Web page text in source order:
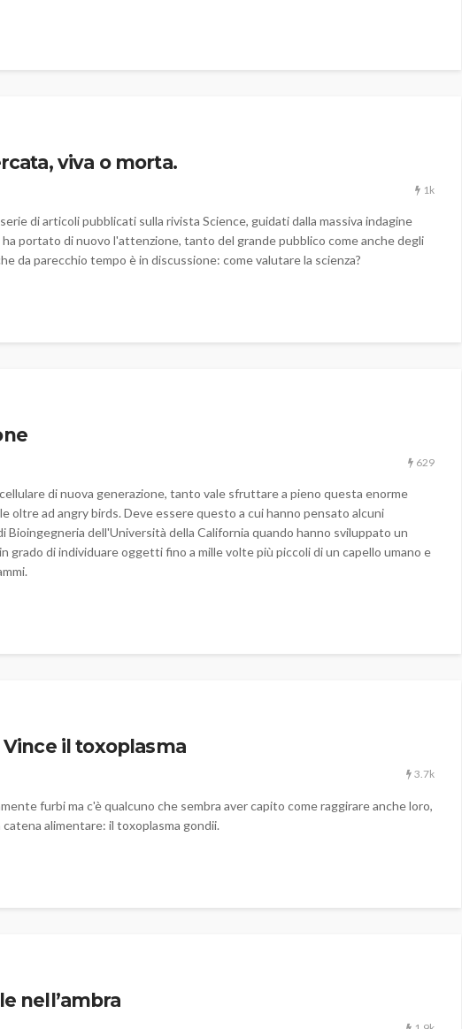
viva o morta.
1k
di articoli pubblicati sulla rivista Science, guidati dalla massiva indagine
portato di nuovo l'attenzione, tanto del grande pubblico come anche degli
da parecchio tempo è in discussione: come valutare la scienza?
629
di nuova generazione, tanto vale sfruttare a pieno questa enorme
oltre ad angry birds. Deve essere questo a cui hanno pensato alcuni
Bioingegneria dell'Università della California quando hanno sviluppato un
grado di individuare oggetti fino a mille volte più piccoli di un capello umano e
il toxoplasma
3.7k
furbi ma c'è qualcuno che sembra aver capito come raggirare anche loro,
alimentare: il toxoplasma gondii.
nell’ambra